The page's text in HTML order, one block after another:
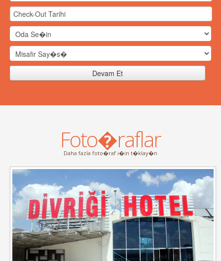
Foto�raflar
Daha fazla foto�raf i�in t�klay�n